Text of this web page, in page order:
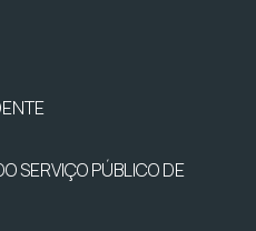
SERVIÇO PÚBLICO DE